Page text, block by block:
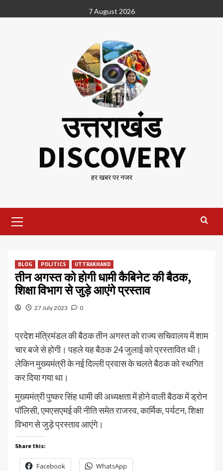
to
7 August 2026
उत्तराखंड
DISCOVERY
हर खबर पर नजर
Menu
BLOG POLITICS UTTRAKHAND
तीन अगस्त को होगी धामी कैबिनेट की बैठक,
शिक्षा विभाग से जुड़े आएंगे प्रस्ताव
27 July 2023 0
प्रदेश मंत्रिमंडल की बैठक तीन अगस्त को राज्य सचिवालय में शाम
चार बजे से होगी। पहले यह बैठक 24 जुलाई को प्रस्तावित थी।
लेकिन मुख्यमंत्री के नई दिल्ली प्रवास के चलते बैठक को स्थगित
कर दिया गया था।
मुख्यमंत्री पुष्कर सिंह धामी की अध्यक्षता में होने वाली बैठक में ड्रोन
पॉलिसी, एमएसएमई की नीति समेत राजस्व, कार्मिक, पर्यटन, शिक्षा
विभाग से जुड़े प्रस्ताव आएंगे।
Share this:
Facebook WhatsApp